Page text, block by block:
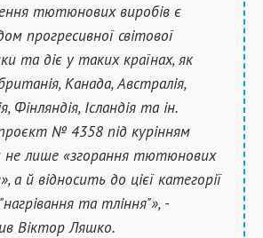
тютюнових виробів є
прогресивної світової
та діє у таких країнах, як
Канада, Австралія,
Фінляндія, Ісландія та ін.
№ 4358 під курінням
не лише «згорання тютюнових
а й відносить до цієї категорії
та тління"», -
Віктор Ляшко.